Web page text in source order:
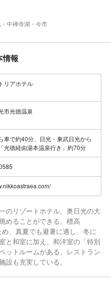
中禅寺湖・今市
情報
リアホテル
市光徳温泉
車で約40分、日光・東武日光から
光徳経由湯本温泉行き」約70分
のリゾートホテル。奥日光の大
めることができる。標高
、真夏でも避暑に適し、冬に
と和室に加え、和洋室の「特別
ットルームがある。レストラン
設も充実している。